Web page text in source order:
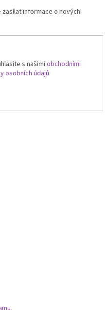
zasílat informace o nových
s našimi obchodními
osobních údajů.